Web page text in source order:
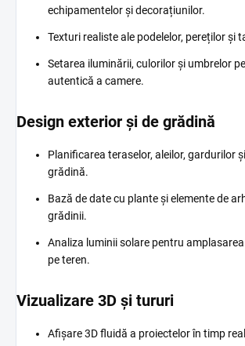
echipamentelor și decorațiunilor.
Texturi realiste ale podelelor, pereților și
Setarea iluminării, culorilor și umbrelor
autentică a camere.
Design exterior și de grădină
Planificarea teraselor, aleilor, gardurilor
grădină.
Bază de date cu plante și elemente de
grădinii.
Analiza luminii solare pentru
pe teren.
Vizualizare 3D și tururi
Afișare 3D fluidă a proiectelor în timp